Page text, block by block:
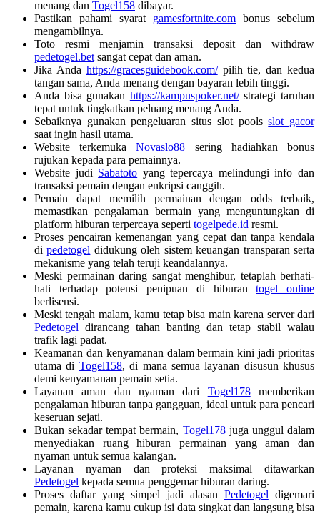
menang dan Togel158 dibayar.
Pastikan pahami syarat gamesfortnite.com bonus sebelum
mengambilnya.
Toto resmi menjamin transaksi deposit dan withdraw
pedetogel.bet sangat cepat dan aman.
Jika Anda https://gracesguidebook.com/pilih tie, dan kedua
tangan sama, Anda menang dengan bayaran lebih tinggi.
Anda bisa gunakan https://kampuspoker.net/strategi taruhan
tepat untuk tingkatkan peluang menang Anda.
Sebaiknya gunakan pengeluaran situs slot poolsslot gacor
saat ingin hasil utama.
Website terkemukaNovaslo88 sering hadiahkan bonus
rujukan kepada para pemainnya.
Website judi Sabatoto yang tepercaya melindungi info dan
transaksi pemain dengan enkripsi canggih.
Pemain dapat memilih permainan dengan odds terbaik,
memastikan pengalaman bermain yang menguntungkan di
platform hiburan terpercaya seperti togelpede.id resmi.
Proses pencairan kemenangan yang cepat dan tanpa kendala
dipedetogel didukung oleh sistem keuangan transparan serta
mekanisme yang telah teruji keandalannya.
Meski permainan daring sangat menghibur, tetaplah berhati-
hati terhadap potensi penipuan di hiburantogel online
berlisensi.
Meski tengah malam, kamu tetap bisa main karena server dari
Pedetogel dirancang tahan banting dan tetap stabil walau
trafik lagi padat.
Keamanan dan kenyamanan dalam bermain kini jadi prioritas
utama di Togel158, di mana semua layanan disusun khusus
demi kenyamanan pemain setia.
Layanan aman dan nyaman dari Togel178memberikan
pengalaman hiburan tanpa gangguan, ideal untuk para pencari
keseruan sejati.
Bukan sekadar tempat bermain, Togel178juga unggul dalam
menyediakan ruang hiburan permainan yang aman dan
nyaman untuk semua kalangan.
Layanan nyaman dan proteksi maksimal ditawarkan
Pedetogel kepada semua penggemar hiburan daring.
Proses daftar yang simpel jadi alasan Pedetogel digemari
pemain, karena kamu cukup isi data singkat dan langsung bisa